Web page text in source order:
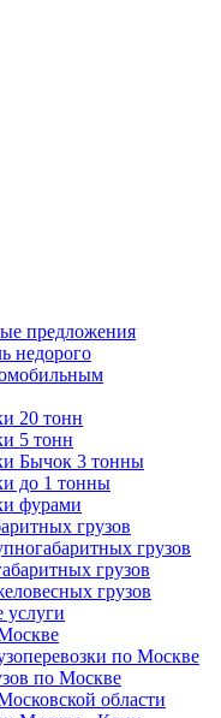
предложения
недорого
20 тонн
5 тонн
Бычок 3 тонны
до 1 тонны
фурами
грузов
грузов
грузов
грузов
услуги
по Москве
по Москве
области